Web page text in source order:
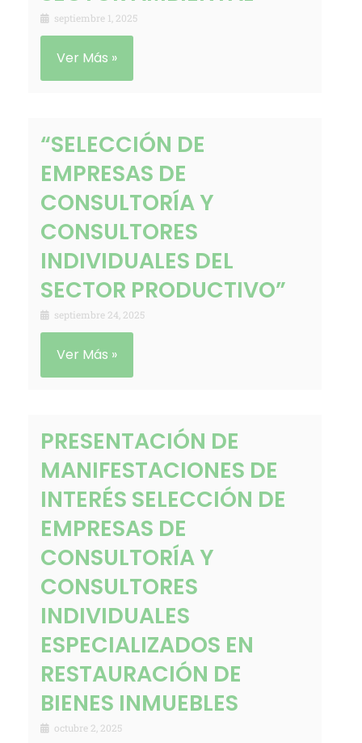
septiembre 1, 2025
Ver Más »
“SELECCIÓN DE
EMPRESAS DE
CONSULTORÍA Y
CONSULTORES
INDIVIDUALES DEL
SECTOR PRODUCTIVO”
septiembre 24, 2025
Ver Más »
PRESENTACIÓN DE
MANIFESTACIONES DE
INTERÉS SELECCIÓN DE
EMPRESAS DE
CONSULTORÍA Y
CONSULTORES
INDIVIDUALES
ESPECIALIZADOS EN
RESTAURACIÓN DE
BIENES INMUEBLES
octubre 2, 2025